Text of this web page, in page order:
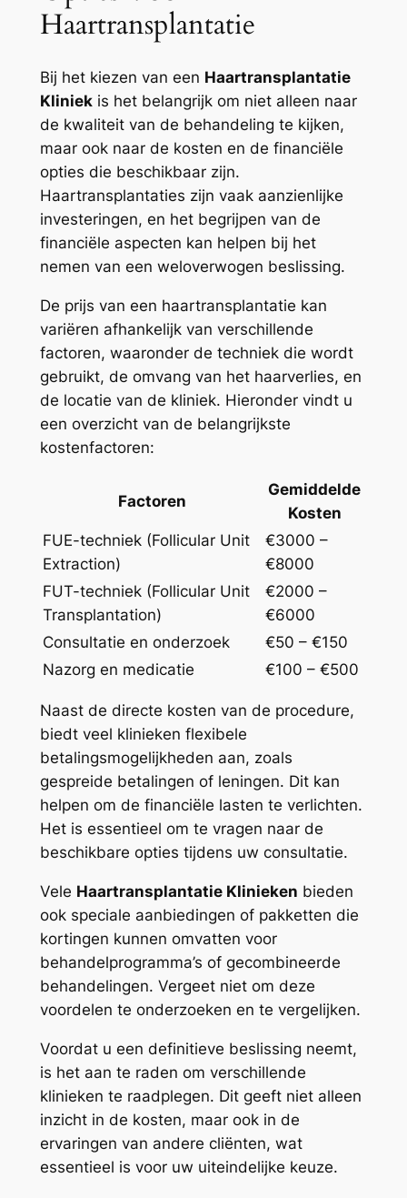
Haartransplantatie
Bij het kiezen van een Haartransplantatie
Kliniekis het belangrijk om niet alleen naar
de kwaliteit van de behandeling te kijken,
maar ook naar de kosten en de financiële
opties die beschikbaar zijn.
Haartransplantaties zijn vaak aanzienlijke
investeringen, en het begrijpen van de
financiële aspecten kan helpen bij het
nemen van een weloverwogen beslissing.
De prijs van een haartransplantatie kan
variëren afhankelijk van verschillende
factoren, waaronder de techniek die wordt
gebruikt, de omvang van het haarverlies, en
de locatie van de kliniek. Hieronder vindt u
een overzicht van de belangrijkste
kostenfactoren:
Factoren
Gemiddelde
Kosten
FUE-techniek (Follicular Unit
Extraction)
€3000 –
€8000
FUT-techniek (Follicular Unit
Transplantation)
€2000 –
€6000
Consultatie en onderzoek
€50 – €150
Nazorg en medicatie
€100 – €500
Naast de directe kosten van de procedure,
biedt veel klinieken flexibele
betalingsmogelijkheden aan, zoals
gespreide betalingen of leningen. Dit kan
helpen om de financiële lasten te verlichten.
Het is essentieel om te vragen naar de
beschikbare opties tijdens uw consultatie.
Vele Haartransplantatie Klinieken bieden
ook speciale aanbiedingen of pakketten die
kortingen kunnen omvatten voor
behandelprogramma’s of gecombineerde
behandelingen. Vergeet niet om deze
voordelen te onderzoeken en te vergelijken.
Voordat u een definitieve beslissing neemt,
is het aan te raden om verschillende
klinieken te raadplegen. Dit geeft niet alleen
inzicht in de kosten, maar ook in de
ervaringen van andere cliënten, wat
essentieel is voor uw uiteindelijke keuze.